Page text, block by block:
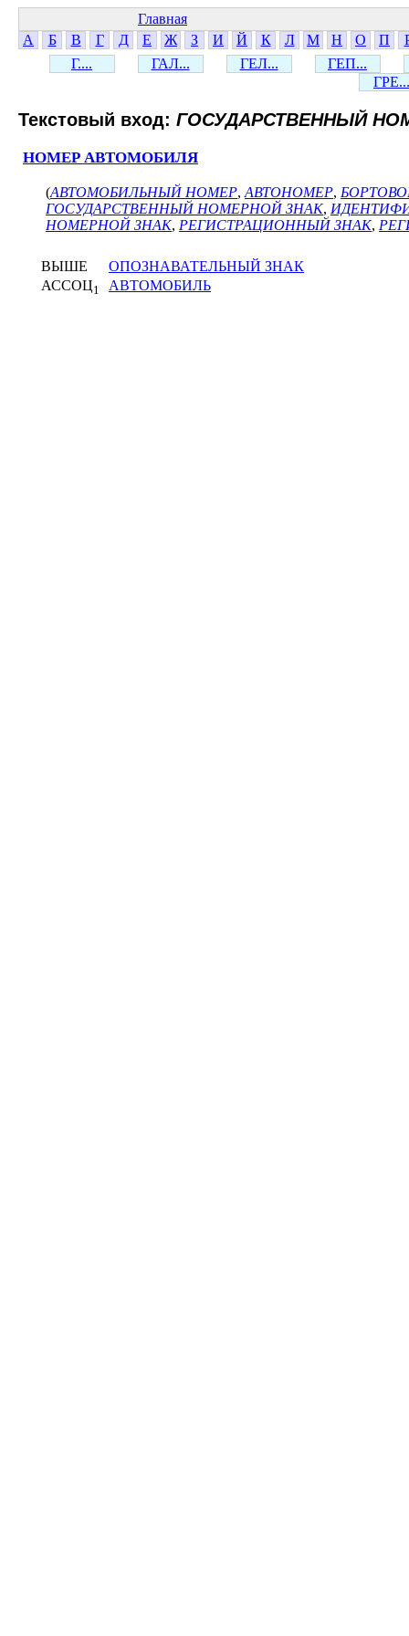
Главная
А
Б В Г Д Е Ж З И Й К Л М Н О П
Г....
ГАЛ... ГЕЛ...
ГЕП...
ГРЕ...
Текстовый вход: ГОСУДАРСТВЕННЫЙ
НОМЕР АВТОМОБИЛЯ
(АВТОМОБИЛЬНЫЙ НОМЕР, АВТОНОМЕР,
ГОСУДАРСТВЕННЫЙ НОМЕРНОЙ ЗНАК,
НОМЕРНОЙ ЗНАК, РЕГИСТРАЦИОННЫЙ ЗНАК,
ВЫШЕ
ОПОЗНАВАТЕЛЬНЫЙ ЗНАК
АССОЦ1 АВТОМОБИЛЬ